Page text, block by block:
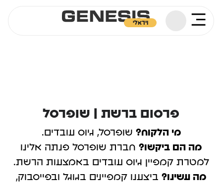
ויראלי
פרסום ברשת | שופרסל
מי הלקוח? שופרסל, גיוס עובדים.
מה הם ביקשו? חברת שופרסל פנתה אלינו
למטרת קמפיין גיוס עובדים באמצעות הרשת.
מה עשינו? ביצענו קמפיינים בגוגל ובפייסבוק,